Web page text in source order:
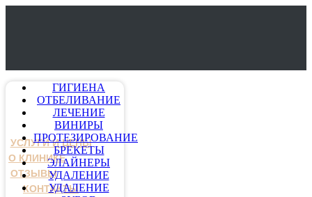
УСЛУГИ И ЦЕНЫ
О КЛИНИКЕ
ОТЗЫВЫ
КОНТАКТЫ
ГИГИЕНА
ОТБЕЛИВАНИЕ
ЛЕЧЕНИЕ
ВИНИРЫ
ПРОТЕЗИРОВАНИЕ
БРЕКЕТЫ
ЭЛАЙНЕРЫ
УДАЛЕНИЕ
УДАЛЕНИЕ